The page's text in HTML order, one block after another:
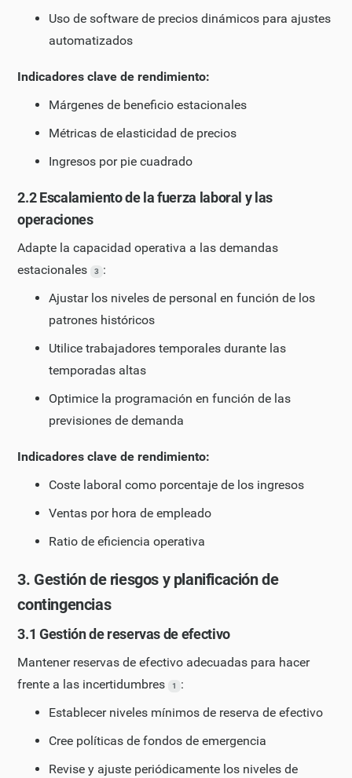
Uso de software de precios dinámicos para ajustes
automatizados
Indicadores clave de rendimiento:
Márgenes de beneficio estacionales
Métricas de elasticidad de precios
Ingresos por pie cuadrado
2.2 Escalamiento de la fuerza laboral y las
operaciones
Adapte la capacidad operativa a las demandas
estacionales
3
:
Ajustar los niveles de personal en función de los
patrones históricos
Utilice trabajadores temporales durante las
temporadas altas
Optimice la programación en función de las
previsiones de demanda
Indicadores clave de rendimiento:
Coste laboral como porcentaje de los ingresos
Ventas por hora de empleado
Ratio de eficiencia operativa
3. Gestión de riesgos y planificación de
contingencias
3.1 Gestión de reservas de efectivo
Mantener reservas de efectivo adecuadas para hacer
frente a las incertidumbres
1
:
Establecer niveles mínimos de reserva de efectivo
Cree políticas de fondos de emergencia
Revise y ajuste periódicamente los niveles de